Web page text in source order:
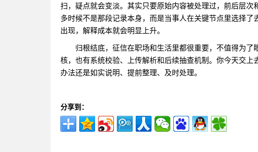
扫，疑点就会变淡。其实只要原始内容被处理过，前后层
多时候不是那段记录本身，而是当事人在关键节点里选择
出现，解释成本就会明显上升。
归根结底，征信在职场和生活里都很重要，不值得为
核，也有系统校验、上传解析和后续抽查机制。你今天交
办法还是如实说明、提前整理、及时处理。
分享到：